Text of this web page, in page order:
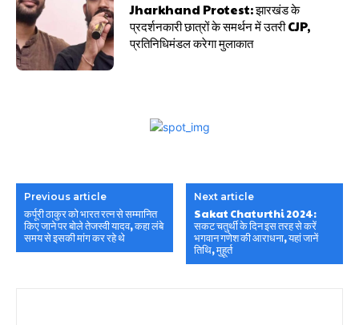
Jharkhand Protest: झारखंड के
प्रदर्शनकारी छात्रों के समर्थन में उतरी CJP,
प्रतिनिधिमंडल करेगा मुलाकात
Previous article
कर्पूरी ठाकुर को भारत रत्न से सम्मानित
किए जाने पर बोले तेजस्वी यादव, कहा लंबे
समय से इसकी मांग कर रहे थे
Next article
Sakat Chaturthi 2024:
सकट चतुर्थी के दिन इस तरह से करें
भगवान गणेश की आराधना, यहां जानें
तिथि, मुहूर्त